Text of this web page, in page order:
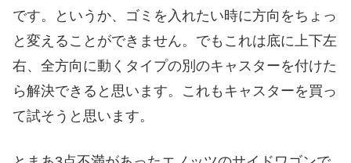
です。というか、ゴミを入れたい時に方向をちょっ
と変えることができません。でもこれは底に上下左
右、全方向に動くタイプの別のキャスターを付けた
ら解決できると思います。これもキャスターを買っ
て試そうと思います。